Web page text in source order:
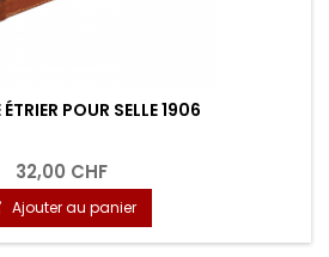
POUR SELLE 1906
32,00 CHF
Ajouter au panier